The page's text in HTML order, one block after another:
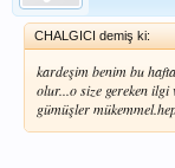
CHALGICI demiş ki:
kardeşim benim bu
olur...o size gereken ilgi
gümüşler